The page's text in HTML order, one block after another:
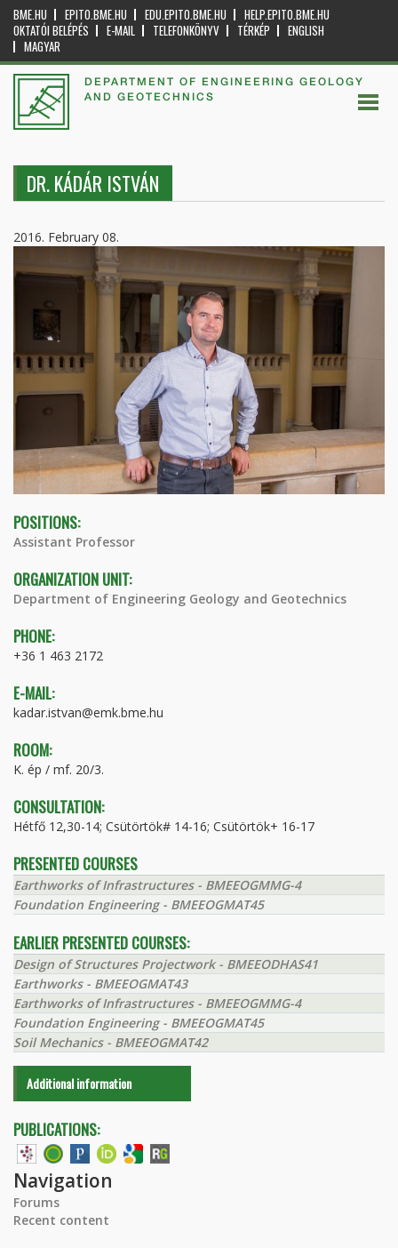
BME.HU EPITO.BME.HU EDU.EPITO.BME.HU
HELP.EPITO.BME.HU
OKTATÓI BELÉPÉS
E-MAIL TELEFONKÖNYV TÉRKÉP
ENGLISH
MAGYAR
DEPARTMENT OF ENGINEERING GEOLOGY
AND GEOTECHNICS
DR. KÁDÁR ISTVÁN
2016. February 08.
POSITIONS:
Assistant Professor
ORGANIZATION UNIT:
Department of Engineering Geology and Geotechnics
PHONE:
+36 1 463 2172
E-MAIL:
kadar.istvan@emk.bme.hu
ROOM:
K. ép / mf. 20/3.
CONSULTATION:
Hétfő 12,30-14; Csütörtök# 14-16; Csütörtök+ 16-17
PRESENTED COURSES
Earthworks of Infrastructures - BMEEOGMMG-4
Foundation Engineering - BMEEOGMAT45
EARLIER PRESENTED COURSES:
Design of Structures Projectwork - BMEEODHAS41
Earthworks - BMEEOGMAT43
Earthworks of Infrastructures - BMEEOGMMG-4
Foundation Engineering - BMEEOGMAT45
Soil Mechanics - BMEEOGMAT42
Additional information
PUBLICATIONS:
Navigation
Forums
Recent content